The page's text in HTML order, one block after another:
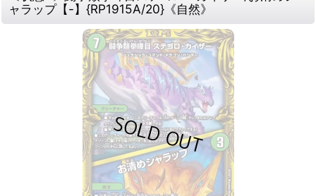
ャラップ【-】{RP1915A/20}《自然》